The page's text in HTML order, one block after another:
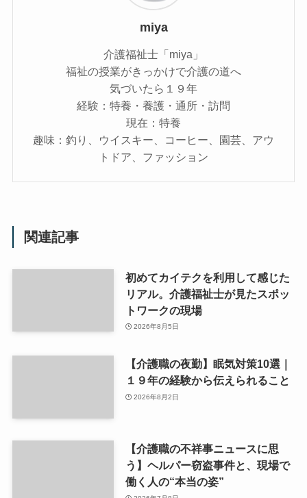
miya
介護福祉士「miya」
福祉の授業がきっかけで介護の道へ
気づいたら１９年
経験：特養・養護・通所・訪問
現在：特養
趣味：釣り、ウイスキー、コーヒー、園芸、アウ
トドア、ファッション
関連記事
初めてカイテクを利用して感じた
リアル。介護福祉士が見たスポッ
トワークの現場
2026年8月5日
【介護職の夜勤】眠気対策10選｜
１９年の経験から伝えられること
2026年8月2日
【介護職の不祥事ニュースに思
う】ヘルパー窃盗事件と、現場で
働く人の“本当の姿”